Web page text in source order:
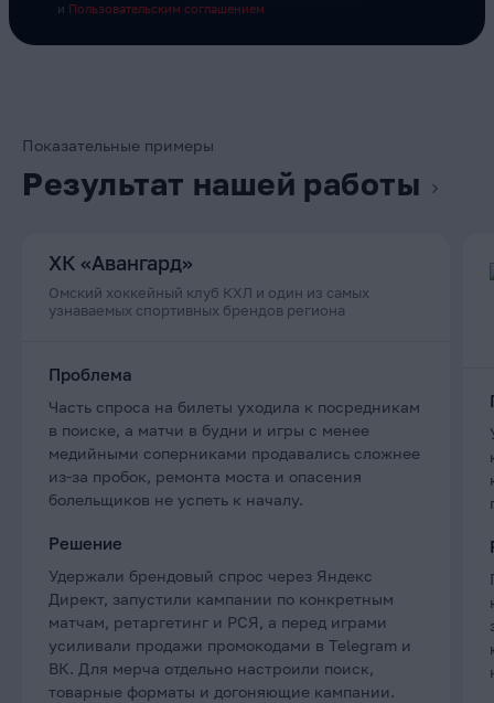
и Пользовательским соглашением
Показательные примеры
Результат нашей работы
ХК «Авангард»
Омский хоккейный клуб КХЛ и один из самых
узнаваемых спортивных брендов региона
Проблема
Часть спроса на билеты уходила к посредникам
в поиске, а матчи в будни и игры с менее
медийными соперниками продавались сложнее
из-за пробок, ремонта моста и опасения
болельщиков не успеть к началу.
Решение
Удержали брендовый спрос через Яндекс
Директ, запустили кампании по конкретным
матчам, ретаргетинг и РСЯ, а перед играми
усиливали продажи промокодами в Telegram и
ВК. Для мерча отдельно настроили поиск,
товарные форматы и догоняющие кампании.